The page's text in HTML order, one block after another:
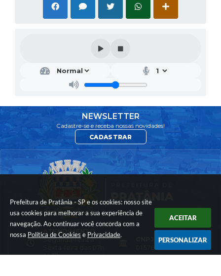
Prefeitura de Pratânia - SP e os cookies: nosso site
usa cookies para melhorar a sua experiência de
navegação. Ao continuar você concorda com a
nossa Política de Cookies e Privacidade.
ACEITAR
PERSONALIZAR
NEWSLETTER
Cadastre-se e receba nossas novidades!
CADASTRAR
ATENDIMENTO
Segunda-feira a
as 17h
01.576.782/0001-74